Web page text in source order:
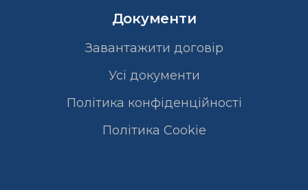
Документи
Завантажити договір
Усі документи
Політика конфіденційності
Полiтика Cookie